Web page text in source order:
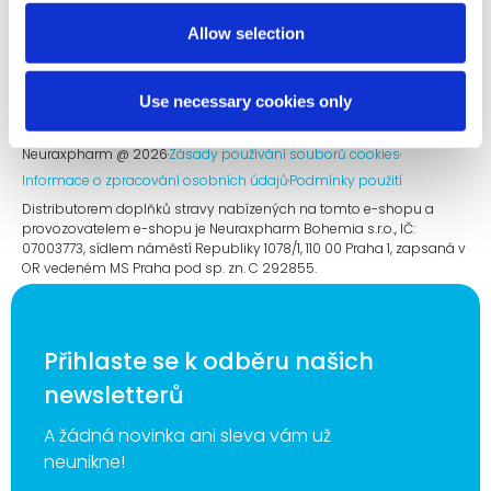
Allow selection
Use necessary cookies only
Neuraxpharm @ 2026Zásady používání souborů cookies
Informace o zpracování osobních údajůPodmínky použití​
Distributorem doplňků stravy nabízených na tomto e-shopu a
provozovatelem e-shopu je Neuraxpharm Bohemia s.r.o., IČ:
07003773, sídlem náměstí Republiky 1078/1, 110 00 Praha 1, zapsaná v
OR vedeném MS Praha pod sp. zn. C 292855.​
Přihlaste se k odběru našich
newsletterů
A žádná novinka ani sleva vám už
neunikne!